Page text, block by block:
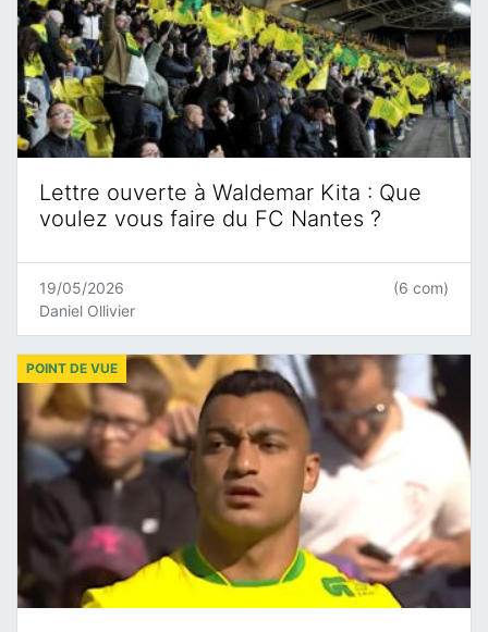
Lettre ouverte à Waldemar Kita : Que
voulez vous faire du FC Nantes ?
19/05/2026
Daniel Ollivier
(6 com)
POINT DE VUE